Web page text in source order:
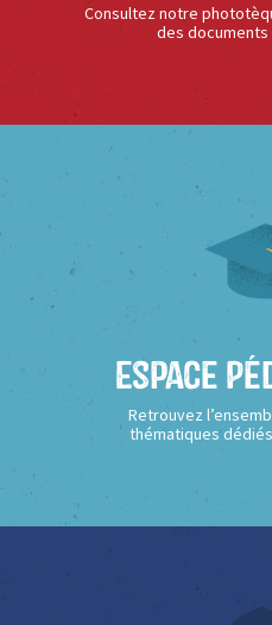
Consultez notre
des documents
Espace
Retrouvez
thématiques